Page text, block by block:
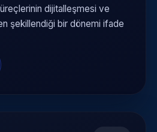
dijitalleşmesi ve
şekillendiği bir dönemi ifade